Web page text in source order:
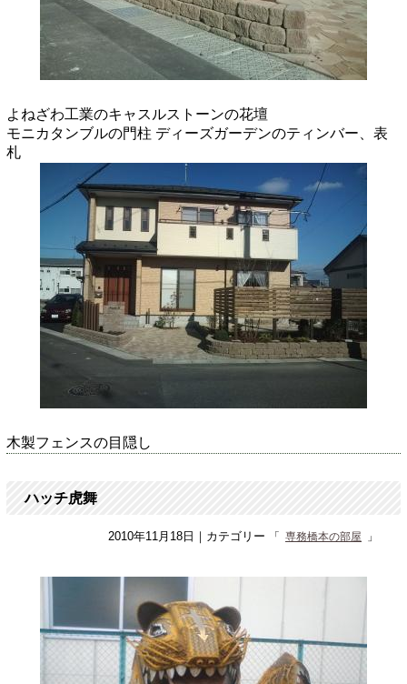
よねざわ工業のキャスルストーンの花壇
モニカタンブルの門柱 ディーズガーデンのティンバー、表
札
木製フェンスの目隠し
ハッチ虎舞
2010年11月18日 ｜カテゴリー 専務橋本の部屋